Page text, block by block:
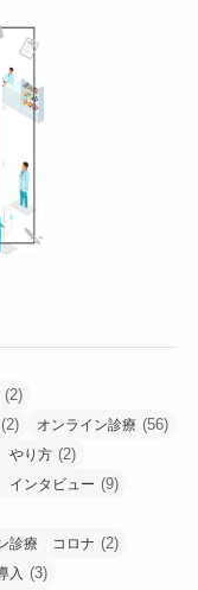
(2)
(2) オンライン診療 (56)
やり方 (2)
インタビュー (9)
診療 コロナ (2)
入 (3)